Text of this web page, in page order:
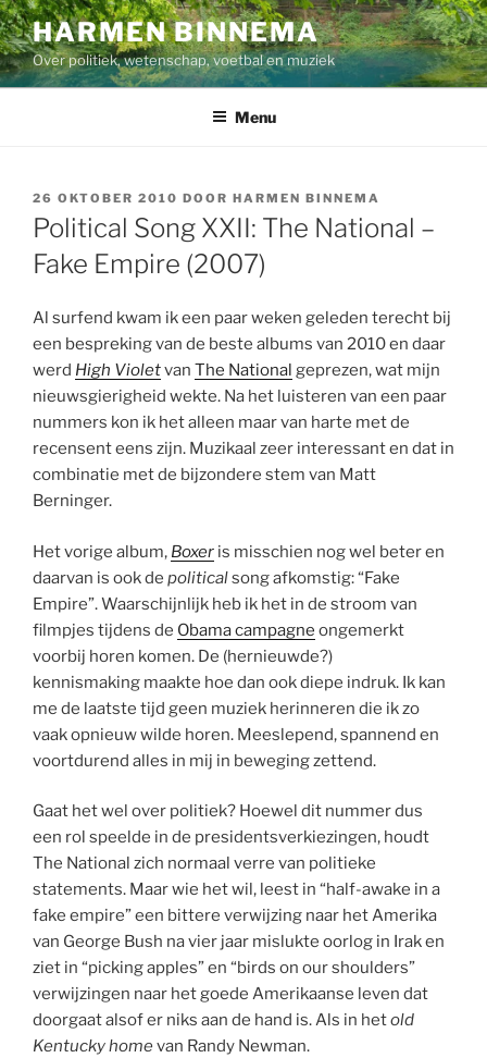
Ga
naar
de
inhoud
HARMEN BINNEMA
Over politiek, wetenschap, voetbal en muziek
Menu
GEPLAATST
OP
26 OKTOBER 2010 DOOR HARMEN BINNEMA
Political Song XXII: The National –
Fake Empire (2007)
Al surfend kwam ik een paar weken geleden terecht bij
een bespreking van de beste albums van 2010 en daar
werd High Violetvan The National geprezen, wat mijn
nieuwsgierigheid wekte. Na het luisteren van een paar
nummers kon ik het alleen maar van harte met de
recensent eens zijn. Muzikaal zeer interessant en dat in
combinatie met de bijzondere stem van Matt
Berninger.
Het vorige album, Boxer is misschien nog wel beter en
daarvan is ook de politicalsong afkomstig: “Fake
Empire”. Waarschijnlijk heb ik het in de stroom van
filmpjes tijdens de Obama campagne ongemerkt
voorbij horen komen. De (hernieuwde?)
kennismaking maakte hoe dan ook diepe indruk. Ik kan
me de laatste tijd geen muziek herinneren die ik zo
vaak opnieuw wilde horen. Meeslepend, spannend en
voortdurend alles in mij in beweging zettend.
Gaat het wel over politiek? Hoewel dit nummer dus
een rol speelde in de presidentsverkiezingen, houdt
The National zich normaal verre van politieke
statements. Maar wie het wil, leest in “half-awake in a
fake empire” een bittere verwijzing naar het Amerika
van George Bush na vier jaar mislukte oorlog in Irak en
ziet in “picking apples” en “birds on our shoulders”
verwijzingen naar het goede Amerikaanse leven dat
doorgaat alsof er niks aan de hand is. Als in hetold
Kentucky homevan Randy Newman.